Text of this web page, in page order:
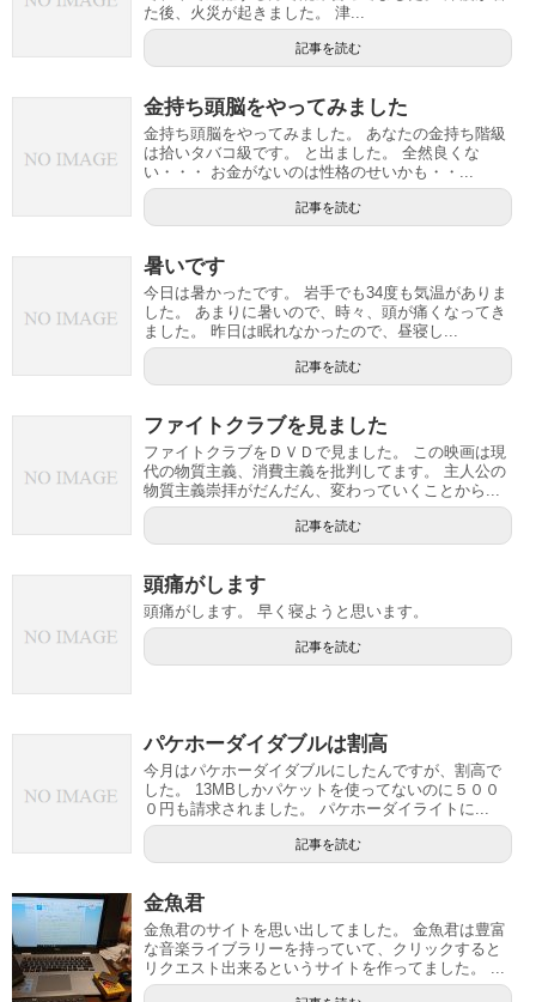
た後、火災が起きました。 津...
記事を読む
金持ち頭脳をやってみました
金持ち頭脳をやってみました。 あなたの金持ち階級
は拾いタバコ級です。 と出ました。 全然良くな
い・・・ お金がないのは性格のせいかも・・...
記事を読む
暑いです
今日は暑かったです。 岩手でも34度も気温がありま
した。 あまりに暑いので、時々、頭が痛くなってき
ました。 昨日は眠れなかったので、昼寝し...
記事を読む
ファイトクラブを見ました
ファイトクラブをＤＶＤで見ました。 この映画は現
代の物質主義、消費主義を批判してます。 主人公の
物質主義崇拝がだんだん、変わっていくことから...
記事を読む
頭痛がします
頭痛がします。 早く寝ようと思います。
記事を読む
パケホーダイダブルは割高
今月はパケホーダイダブルにしたんですが、割高で
した。 13MBしかパケットを使ってないのに５００
０円も請求されました。 パケホーダイライトに...
記事を読む
金魚君
金魚君のサイトを思い出してました。 金魚君は豊富
な音楽ライブラリーを持っていて、クリックすると
リクエスト出来るというサイトを作ってました。 ...